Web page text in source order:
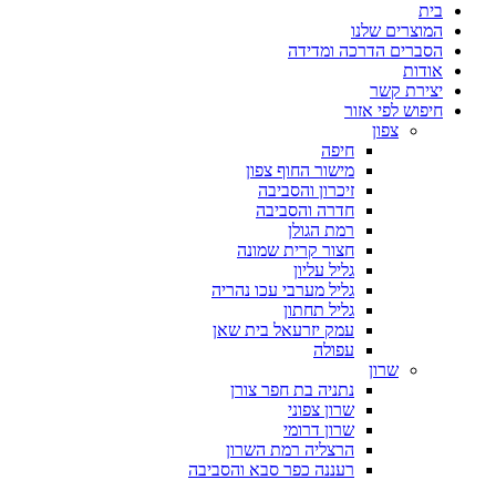
בית
המוצרים שלנו
הסברים הדרכה ומדידה
אודות
יצירת קשר
חיפוש לפי אזור
צפון
חיפה
מישור החוף צפון
זיכרון והסביבה
חדרה והסביבה
רמת הגולן
חצור קרית שמונה
גליל עליון
גליל מערבי עכו נהריה
גליל תחתון
עמק יזרעאל בית שאן
עפולה
שרון
נתניה בת חפר צורן
שרון צפוני
שרון דרומי
הרצליה רמת השרון
רעננה כפר סבא והסביבה